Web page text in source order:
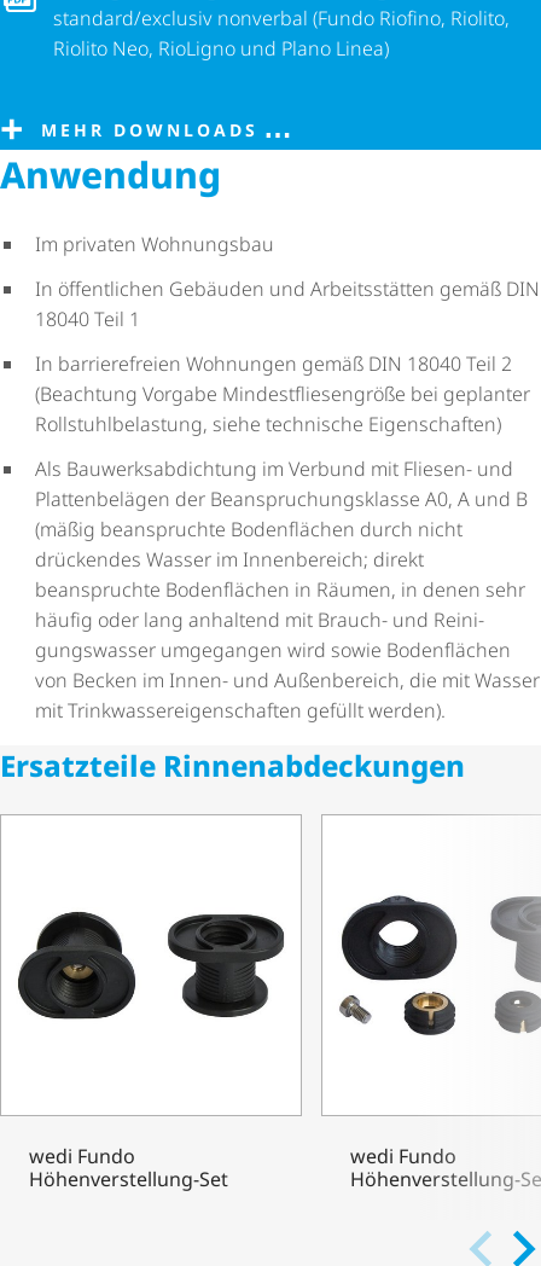
standard/exclusiv nonverbal (Fundo Riofino, Riolito,
Riolito Neo, RioLigno und Plano Linea)
MEHR DOWNLOADS
Anwendung
Im privaten Wohnungsbau
In öffentlichen Gebäuden und Arbeitsstätten gemäß DIN
18040 Teil 1
In barrierefreien Wohnungen gemäß DIN 18040 Teil 2
(Beachtung Vorgabe Mindest­flie­sen­größe bei geplanter
Roll­stuhl­be­las­tung, siehe technische Eigenschaften)
Als Bauwerks­ab­dich­tung im Verbund mit Fliesen- und
Plattenbelägen der Bean­spru­chungs­klasse A0, A und B
(mäßig beanspruchte Bodenflächen durch nicht
drückendes Wasser im Innenbereich; direkt
beanspruchte Bodenflächen in Räumen, in denen sehr
häufig oder lang anhaltend mit Brauch- und Reini­
gungs­wasser umgegangen wird sowie Bodenflächen
von Becken im Innen- und Außenbereich, die mit Wasser
mit Trink­was­ser­ei­gen­schaften gefüllt werden).
Ersatzteile Rinnen­ab­de­ckungen
wedi Fundo
Höhenverstellung-Set
wedi Fundo
Höhenverstellung-